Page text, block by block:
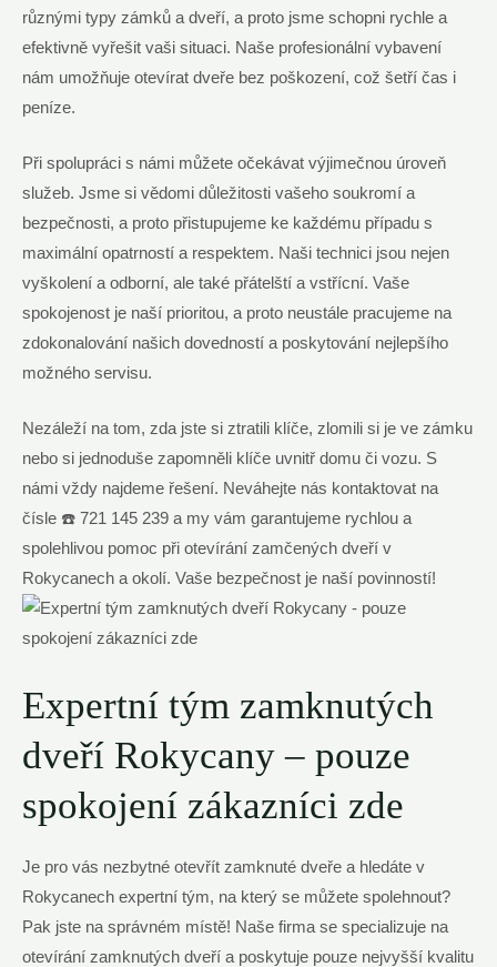
různými typy zámků a dveří, a proto jsme schopni rychle a
efektivně vyřešit vaši situaci. Naše profesionální vybavení
nám umožňuje otevírat dveře bez poškození, což šetří čas i
peníze.
Při spolupráci s námi můžete očekávat výjimečnou úroveň
služeb. Jsme si vědomi důležitosti vašeho soukromí a
bezpečnosti, a proto přistupujeme ke každému případu s
maximální opatrností a respektem. Naši technici jsou nejen
vyškolení a odborní, ale také přátelští a vstřícní. Vaše
spokojenost je naší prioritou, a proto neustále pracujeme na
zdokonalování našich dovedností a poskytování nejlepšího
možného servisu.
Nezáleží na tom, zda jste si ztratili klíče, zlomili si je ve zámku
nebo si jednoduše zapomněli klíče uvnitř domu či vozu. S
námi vždy najdeme řešení. Neváhejte nás kontaktovat na
čísle ☎️ 721 145 239 a my vám garantujeme rychlou a
spolehlivou pomoc při otevírání zamčených dveří v
Rokycanech a okolí. Vaše bezpečnost je naší povinností!
Expertní tým zamknutých
dveří Rokycany – pouze
spokojení zákazníci zde
Je pro vás nezbytné otevřít zamknuté dveře a hledáte v
Rokycanech expertní tým, na který se můžete spolehnout?
Pak jste na správném místě! Naše firma se specializuje na
otevírání zamknutých dveří a poskytuje pouze nejvyšší kvalitu